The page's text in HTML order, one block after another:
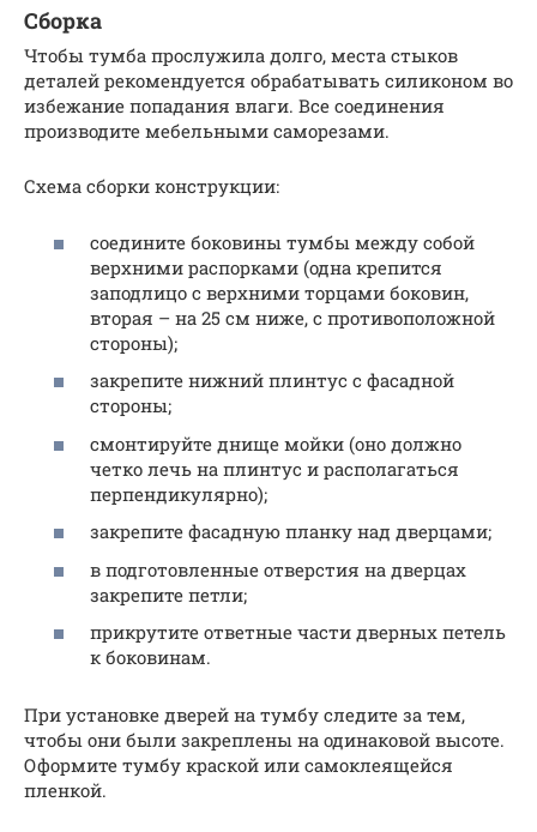
Сборка
Чтобы тумба прослужила долго, места стыков
деталей рекомендуется обрабатывать силиконом во
избежание попадания влаги. Все соединения
производите мебельными саморезами.
Схема сборки конструкции:
соедините боковины тумбы между собой
верхними распорками (одна крепится
заподлицо с верхними торцами боковин,
вторая – на 25 см ниже, с противоположной
стороны);
закрепите нижний плинтус с фасадной
стороны;
смонтируйте днище мойки (оно должно
четко лечь на плинтус и располагаться
перпендикулярно);
закрепите фасадную планку над дверцами;
в подготовленные отверстия на дверцах
закрепите петли;
прикрутите ответные части дверных петель
к боковинам.
При установке дверей на тумбу следите за тем,
чтобы они были закреплены на одинаковой высоте.
Оформите тумбу краской или самоклеящейся
пленкой.